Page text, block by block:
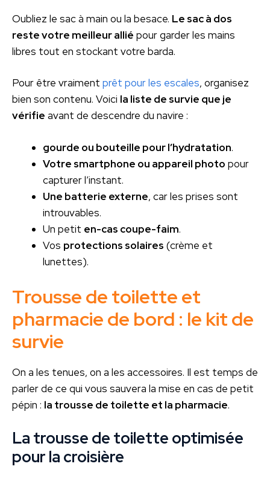
Oubliez le sac à main ou la besace. Le sac à dos
reste votre meilleur allié pour garder les mains
libres tout en stockant votre barda.
Pour être vraiment prêt pour les escales, organisez
bien son contenu. Voici la liste de survie que je
vérifie avant de descendre du navire :
gourde ou bouteille pour l’hydratation.
Votre smartphone ou appareil photo pour
capturer l’instant.
Une batterie externe, car les prises sont
introuvables.
Un petit en-cas coupe-faim.
Vos protections solaires (crème et
lunettes).
Trousse de toilette et
pharmacie de bord : le kit de
survie
On a les tenues, on a les accessoires. Il est temps de
parler de ce qui vous sauvera la mise en cas de petit
pépin : la trousse de toilette et la pharmacie.
La trousse de toilette optimisée
pour la croisière